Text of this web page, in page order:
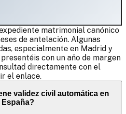
matrimonial canónico
de antelación. Algunas
especialmente en Madrid y
con un año de margen
directamente con el
el enlace.
validez civil automática en
España?